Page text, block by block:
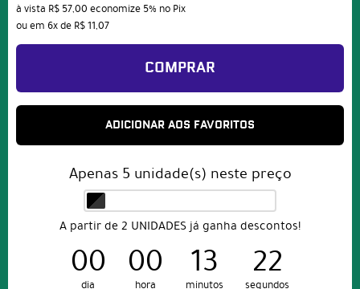
à vista R$ 57,00 economize 5% no Pix
ou em 6xde R$ 11,07
COMPRAR
ADICIONAR AOS FAVORITOS
Apenas 5 unidade(s) neste preço
A partir de 2 UNIDADES já ganha descontos!
00
dia
00
hora
13
minutos
21
segundos